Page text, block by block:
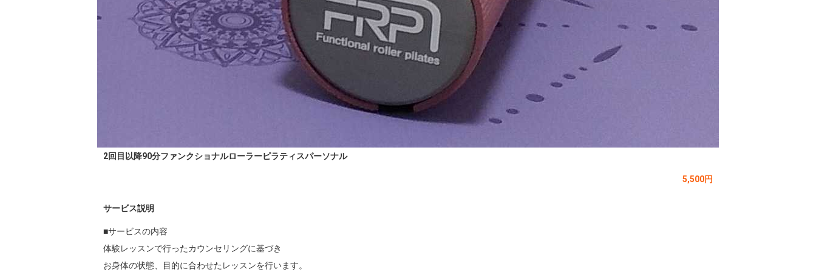
2回目以降90分ファンクショナルローラーピラティスパーソナル
5,500円
サービス説明
■サービスの内容
体験レッスンで行ったカウンセリングに基づき
お身体の状態、目的に合わせたレッスンを行います。